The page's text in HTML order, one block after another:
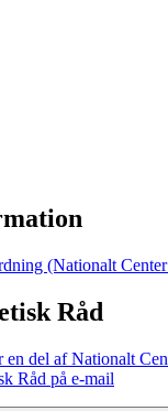
(Nationalt
Råd
en del af Nationalt
Råd på e-mail